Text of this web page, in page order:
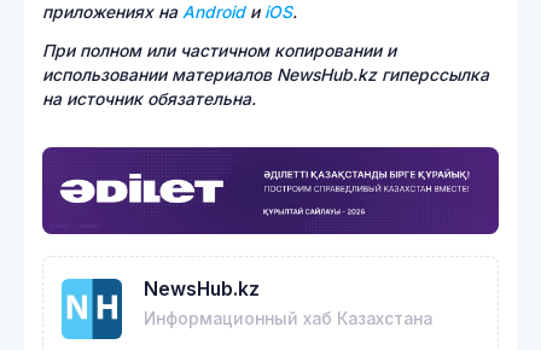
приложениях на Androidи iOS.
При полном или частичном копировании и
использовании материалов NewsHub.kz гиперссылка
на источник обязательна.
NewsHub.kz
Информационный хаб Казахстана